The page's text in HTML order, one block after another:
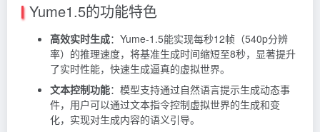
Yume1.5的功能特色
高效实时生成：Yume-1.5能实现每秒12帧（540p分辨
率）的推理速度，将基准生成时间缩短至8秒，显著提升
了实时性能，快速生成逼真的虚拟世界。
文本控制功能：模型支持通过自然语言提示生成动态事
件，用户可以通过文本指令控制虚拟世界的生成和变
化，实现对生成内容的语义引导。